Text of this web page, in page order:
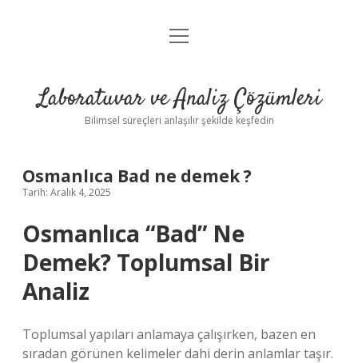
Anasayfa
Yasal Uyarı
menüyü
Laboratuvar ve Analiz Çözümleri
Bilimsel süreçleri anlaşılır şekilde keşfedin
Osmanlıca Bad ne demek ?
Tarih: Aralık 4, 2025
Osmanlıca “Bad” Ne
Demek? Toplumsal Bir
Analiz
Toplumsal yapıları anlamaya çalışırken, bazen en
sıradan görünen kelimeler dahi derin anlamlar taşır.